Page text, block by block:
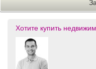
Хотите купить